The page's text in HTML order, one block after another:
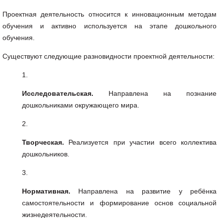
Проектная деятельность относится к инновационным методам
обучения и активно используется на этапе дошкольного
обучения.
Существуют следующие разновидности проектной деятельности:
Исследовательская. Направлена на познание
дошкольниками окружающего мира.
Творческая. Реализуется при участии всего коллектива
дошкольников.
Нормативная. Направлена на развитие у ребёнка
самостоятельности и формирование основ социальной
жизнедеятельности.